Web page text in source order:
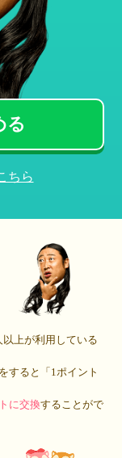
る
ちら
以上が利用している
をすると「1ポイント
に交換することがで